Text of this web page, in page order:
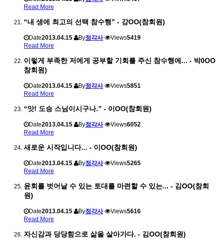
Read More
“내 생에 최고의 선택 참수행” - 강OO(참회원)
Date2013.04.15 By정각사 Views5419
Read More
이렇게 부족한 저에게 공부할 기회를 주신 참수행에... - 박0OO
참회원)
Date2013.04.15 By정각사 Views5851
Read More
“앗! 도승 스님이시구나.” - 이OO(참회원)
Date2013.04.15 By정각사 Views6052
Read More
새로운 시작입니다... - 이OO(참회원)
Date2013.04.15 By정각사 Views5265
Read More
윤회를 벗어날 수 있는 토대를 마련할 수 있는... - 김OO(참회
원)
Date2013.04.15 By정각사 Views5616
Read More
자신감과 당당함으로 삶을 살아가다. - 김OO(참회원)